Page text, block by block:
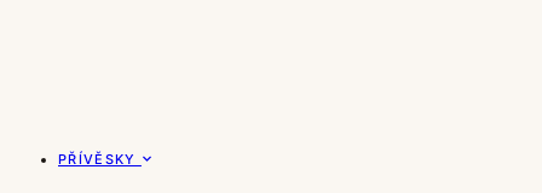
PŘÍVĚSKY